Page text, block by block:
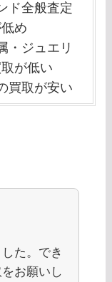
ド全般査定
め
・ジュエリ
が低い
買取が安い
た。でき
お願いし